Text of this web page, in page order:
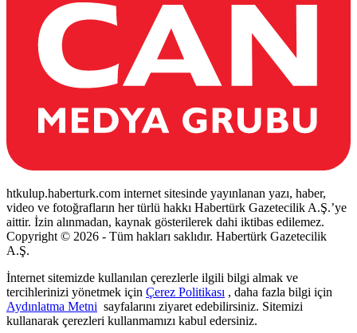
htkulup.haberturk.com internet sitesinde yayınlanan yazı, haber,
video ve fotoğrafların her türlü hakkı Habertürk Gazetecilik A.Ş.’ye
aittir. İzin alınmadan, kaynak gösterilerek dahi iktibas edilemez.
Copyright © 2026 - Tüm hakları saklıdır. Habertürk Gazetecilik
A.Ş.
İnternet sitemizde kullanılan çerezlerle ilgili bilgi almak ve
tercihlerinizi yönetmek için Çerez Politikası , daha fazla bilgi için
Aydınlatma Metni sayfalarını ziyaret edebilirsiniz. Sitemizi
kullanarak çerezleri kullanmamızı kabul edersiniz.